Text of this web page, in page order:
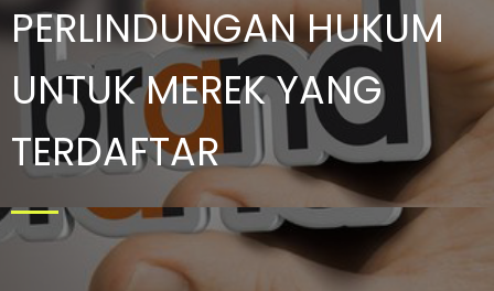
PERLINDUNGAN HUKUM
UNTUK MEREK YANG
TERDAFTAR